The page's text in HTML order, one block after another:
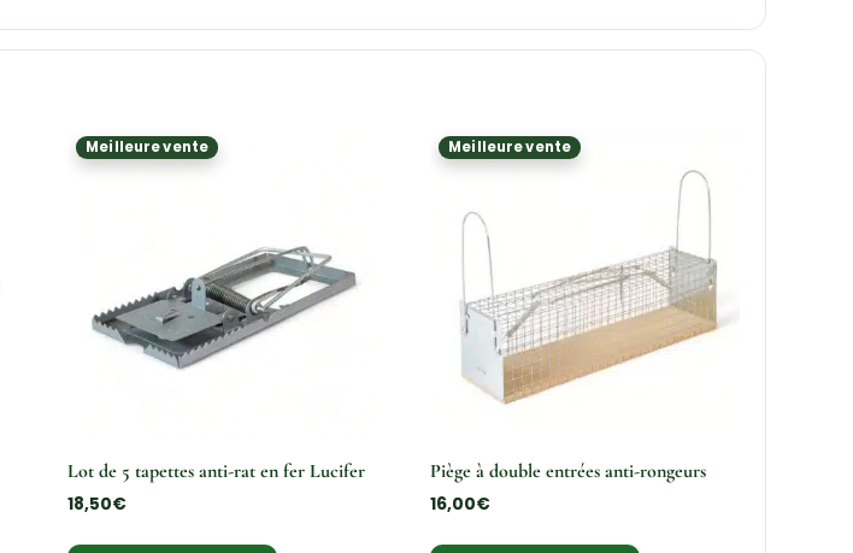
Meilleure vente
Lot de 5 tapettes anti-rat en fer Lucifer
18,50€
Meilleure vente
Piège à double entrées anti-rongeurs
16,00€